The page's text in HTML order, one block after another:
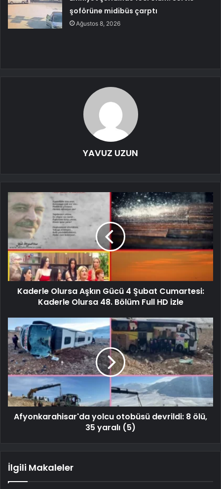
şoförüne midibüs çarptı
Ağustos 8, 2026
YAVUZ UZUN
Kaderle Olursa Aşkın Gücü 4 Şubat Cumartesi:
Kaderle Olursa 48. Bölüm Full HD izle
Afyonkarahisar'da yolcu otobüsü devrildi: 8 ölü,
35 yaralı (5)
İlgili Makaleler